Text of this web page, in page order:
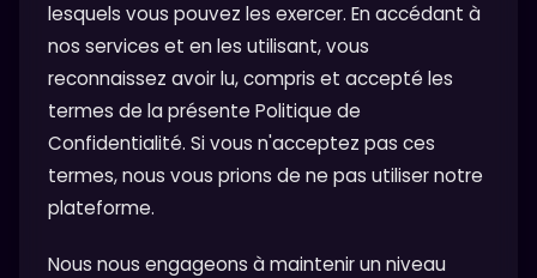
lesquels vous pouvez les exercer. En accédant à
nos services et en les utilisant, vous
reconnaissez avoir lu, compris et accepté les
termes de la présente Politique de
Confidentialité. Si vous n'acceptez pas ces
termes, nous vous prions de ne pas utiliser notre
plateforme.
Nous nous engageons à maintenir un niveau